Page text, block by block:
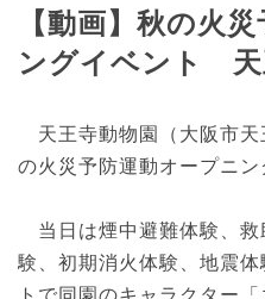
【動画】秋の火
ングイベント 天
天王寺動物園（大阪市
の火災予防運動オープニン
当日は煙中避難体験、
験、初期消火体験、地震